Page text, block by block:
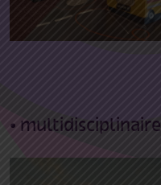
• multidisciplinaire